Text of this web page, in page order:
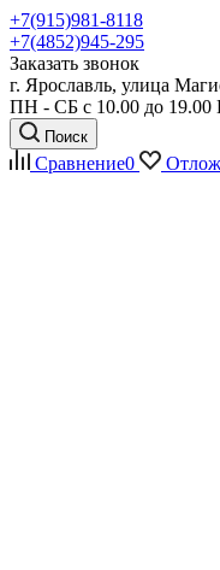
+7(915)981-8118
+7(4852)945-295
Заказать звонок
г. Ярославль, улица
ПН - СБ с 10.00 до 19.00
Поиск
Сравнение0